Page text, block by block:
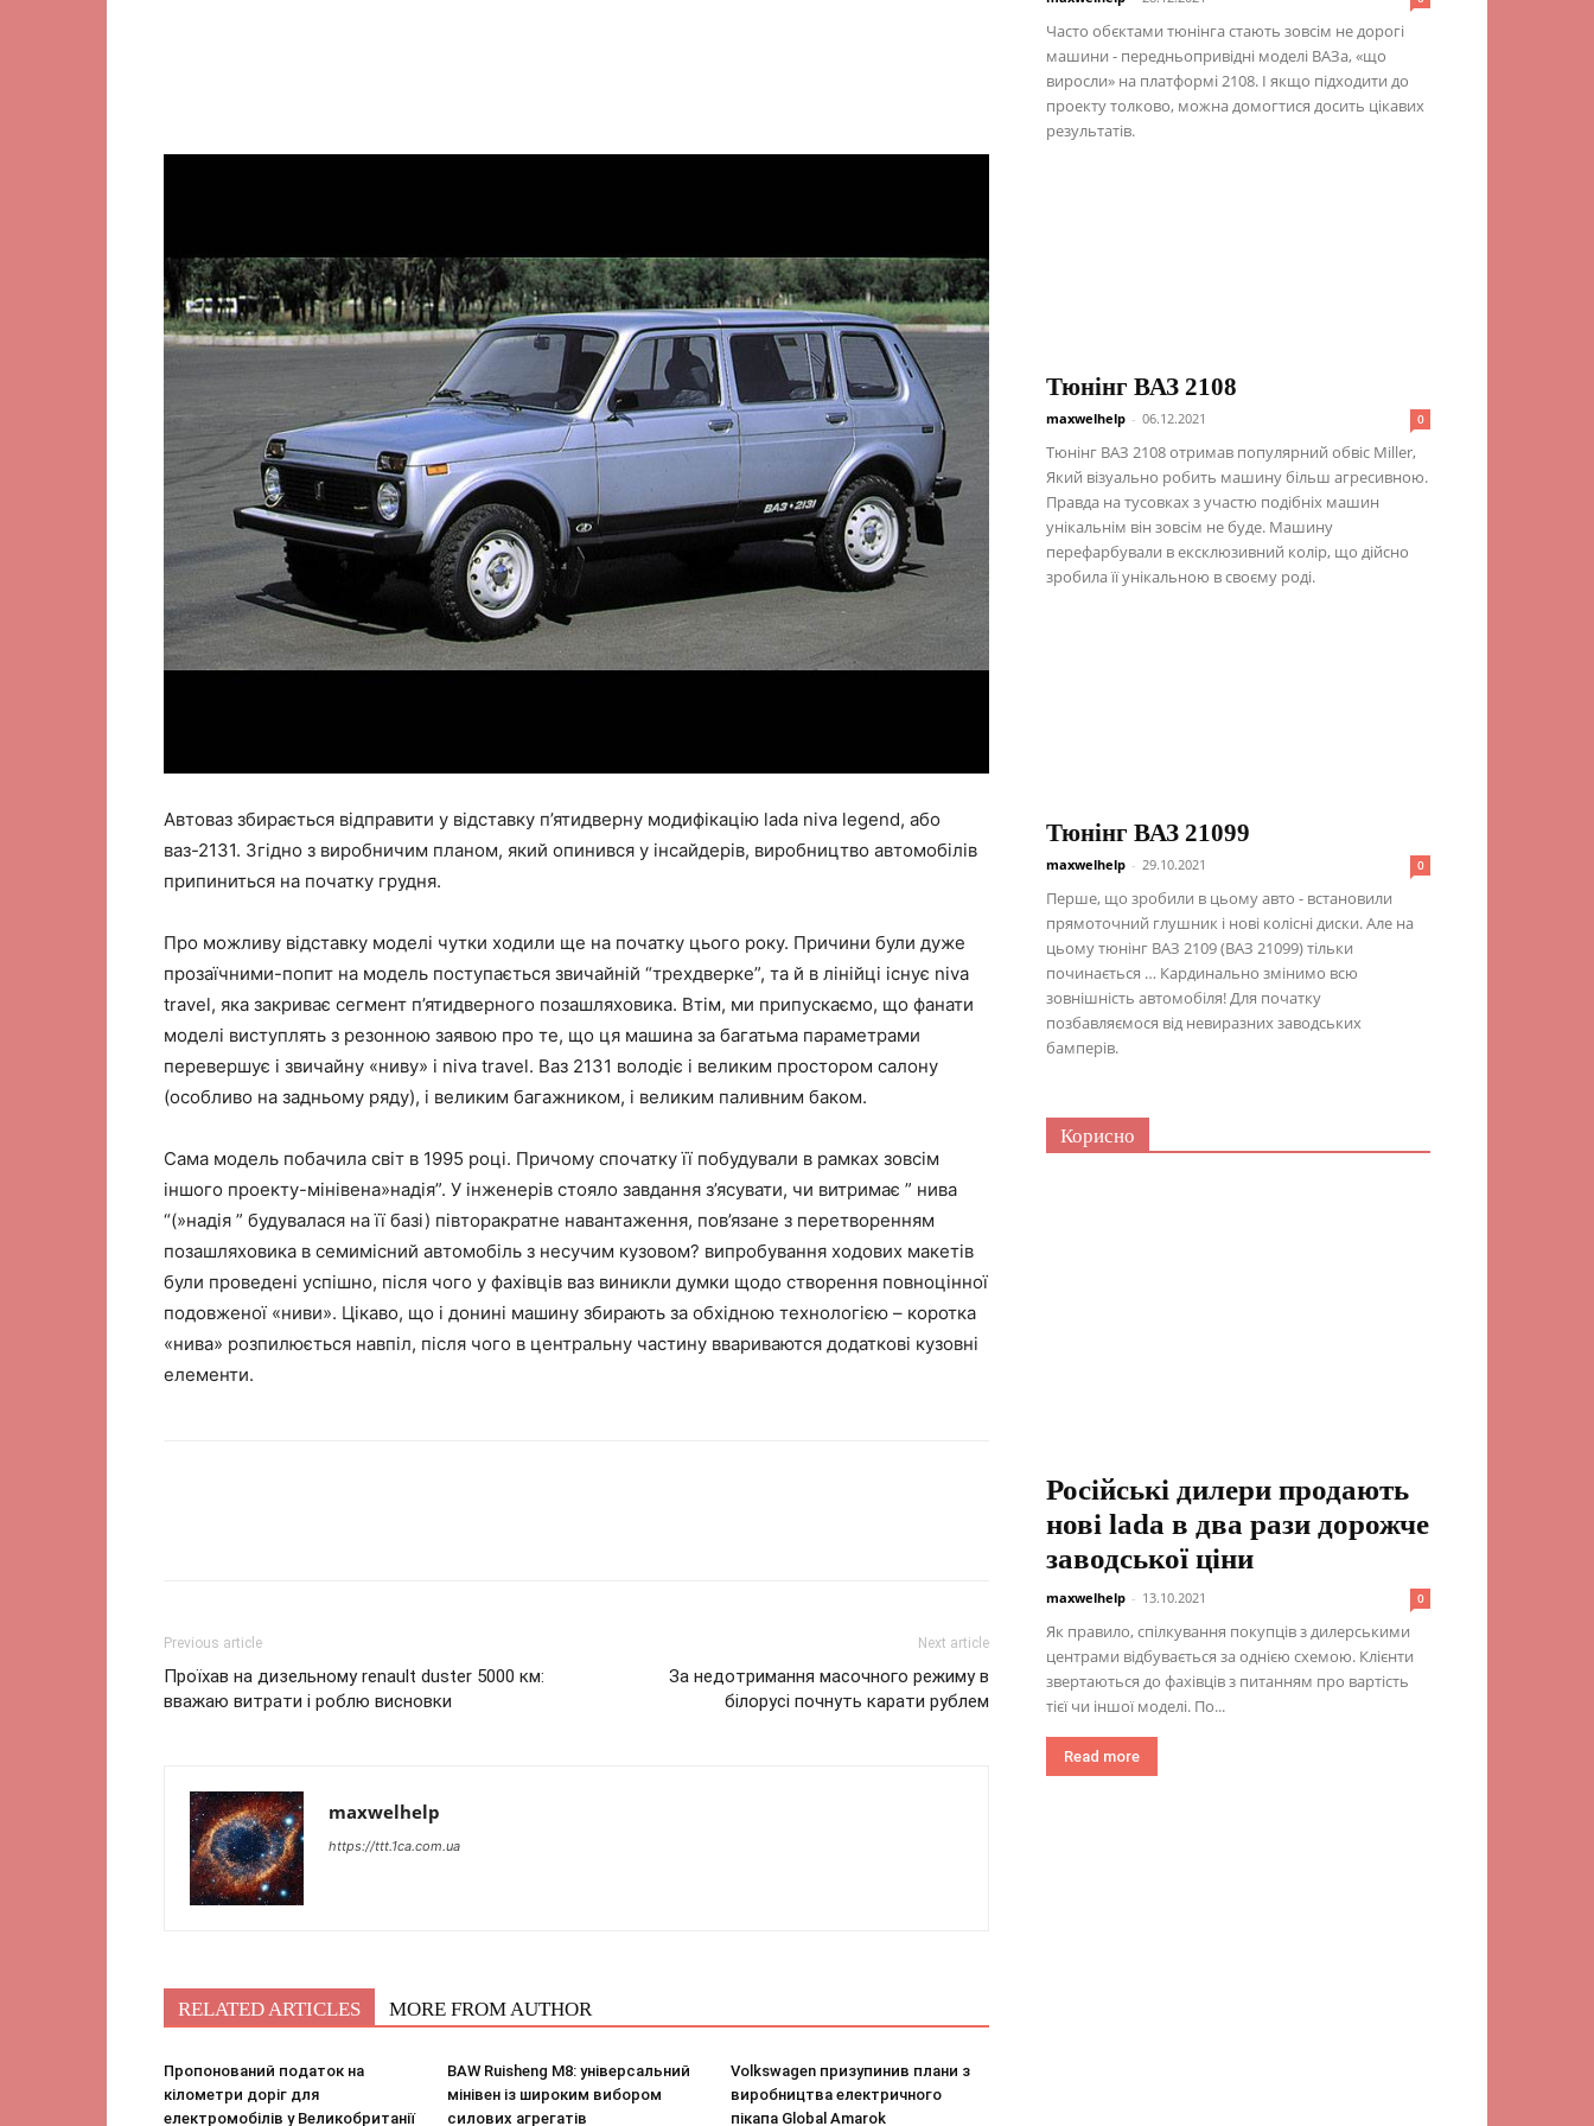
Автоваз збирається відправити у відставку п’ятидверну модифікацію lada niva legend, або
ваз-2131. Згідно з виробничим планом, який опинився у інсайдерів, виробництво автомобілів
припиниться на початку грудня.
Про можливу відставку моделі чутки ходили ще на початку цього року. Причини були дуже
прозаїчними-попит на модель поступається звичайній “трехдверке”, та й в лінійці існує niva
travel, яка закриває сегмент п’ятидверного позашляховика. Втім, ми припускаємо, що фанати
моделі виступлять з резонною заявою про те, що ця машина за багатьма параметрами
перевершує і звичайну «ниву» і niva travel. Ваз 2131 володіє і великим простором салону
(особливо на задньому ряду), і великим багажником, і великим паливним баком.
Сама модель побачила світ в 1995 році. Причому спочатку її побудували в рамках зовсім
іншого проекту-мінівена»надія”. У інженерів стояло завдання з’ясувати, чи витримає ” нива
“(»надія ” будувалася на її базі) півторакратне навантаження, пов’язане з перетворенням
позашляховика в семимісний автомобіль з несучим кузовом? випробування ходових макетів
були проведені успішно, після чого у фахівців ваз виникли думки щодо створення повноцінної
подовженої «ниви». Цікаво, що і донині машину збирають за обхідною технологією – коротка
«нива» розпилюється навпіл, після чого в центральну частину ввариваются додаткові кузовні
елементи.
Previous article
Проїхав на дизельному renault duster 5000 км:
вважаю витрати і роблю висновки
Next article
За недотримання масочного режиму в
білорусі почнуть карати рублем
maxwelhelp
https://ttt.1ca.com.ua
RELATED ARTICLES MORE FROM AUTHOR
Пропонований податок на
кілометри доріг для
електромобілів у Великобританії
BAW Ruisheng M8: універсальний
мінівен із широким вибором
силових агрегатів
Volkswagen призупинив плани з
виробництва електричного
пікапа Global Amarok
Часто обєктами тюнінга стають зовсім не дорогі
машини - передньопривідні моделі ВАЗа, «що
виросли» на платформі 2108. І якщо підходити до
проекту толково, можна домогтися досить цікавих
результатів.
Тюнінг ВАЗ 2108
maxwelhelp - 06.12.2021 0
Тюнінг ВАЗ 2108 отримав популярний обвіс Miller,
Який візуально робить машину більш агресивною.
Правда на тусовках з участю подібніх машин
унікальнім він зовсім не буде. Машину
перефарбували в ексклюзивний колір, що дійсно
зробила її унікальною в своєму роді.
Тюнінг ВАЗ 21099
maxwelhelp - 29.10.2021 0
Перше, що зробили в цьому авто - встановили
прямоточний глушник і нові колісні диски. Але на
цьому тюнінг ВАЗ 2109 (ВАЗ 21099) тільки
починається … Кардинально змінимо всю
зовнішність автомобіля! Для початку
позбавляємося від невиразних заводських
бамперів.
Корисно
Російські дилери продають
нові lada в два рази дорожче
заводської ціни
maxwelhelp - 13.10.2021 0
Як правило, спілкування покупців з дилерськими
центрами відбувається за однією схемою. Клієнти
звертаються до фахівців з питанням про вартість
тієї чи іншої моделі. По...
Read more